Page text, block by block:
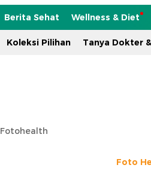
Berita Sehat Wellness & Diet
Koleksi Pilihan Tanya Dokter
Fotohealth
Foto